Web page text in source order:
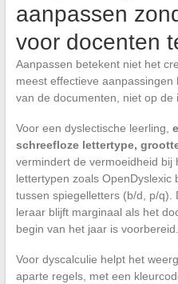
aanpassen
voor docenten
Aanpassen betekent niet het
meest effectieve
van de documenten, niet op de
Voor een dyslectische leerling,
schreefloze lettertype,
vermindert de vermoeidheid bij
lettertypen zoals OpenDyslexic
tussen spiegelletters (b/d, p/q).
leraar blijft marginaal als het
begin van het jaar is voorbereid.
Voor dyscalculie helpt het
aparte regels, met een